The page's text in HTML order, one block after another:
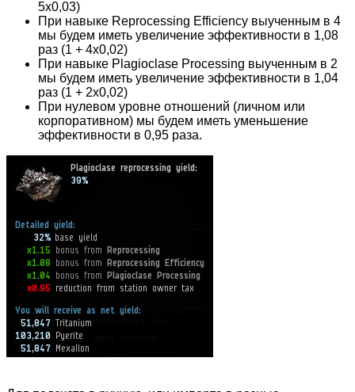
5х0,03)
При навыке Reprocessing Efficiency выученным в 4
мы будем иметь увеличение эффективности в 1,08
раз (1 + 4х0,02)
При навыке Plagioclase Processing выученным в 2
мы будем иметь увеличение эффективности в 1,04
раз (1 + 2х0,02)
При нулевом уровне отношений (личном или
корпоративном) мы будем иметь уменьшение
эффективности в 0,95 раза.